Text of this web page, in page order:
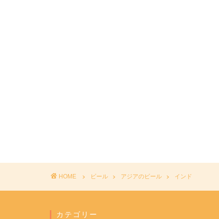
HOME ビール アジアのビール インド
カテゴリー